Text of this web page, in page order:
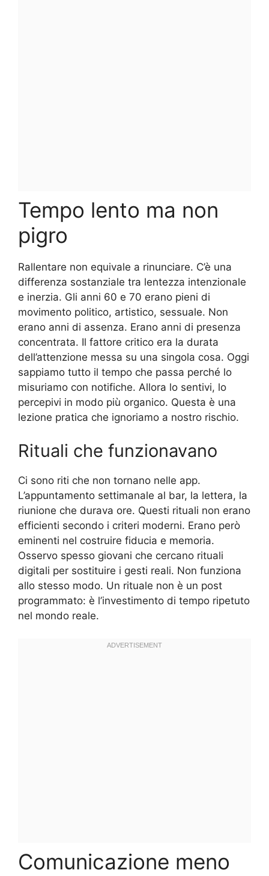
Tempo lento ma non
pigro
Rallentare non equivale a rinunciare. C’è una
differenza sostanziale tra lentezza intenzionale
e inerzia. Gli anni 60 e 70 erano pieni di
movimento politico, artistico, sessuale. Non
erano anni di assenza. Erano anni di presenza
concentrata. Il fattore critico era la durata
dell’attenzione messa su una singola cosa. Oggi
sappiamo tutto il tempo che passa perché lo
misuriamo con notifiche. Allora lo sentivi, lo
percepivi in modo più organico. Questa è una
lezione pratica che ignoriamo a nostro rischio.
Rituali che funzionavano
Ci sono riti che non tornano nelle app.
L’appuntamento settimanale al bar, la lettera, la
riunione che durava ore. Questi rituali non erano
efficienti secondo i criteri moderni. Erano però
eminenti nel costruire fiducia e memoria.
Osservo spesso giovani che cercano rituali
digitali per sostituire i gesti reali. Non funziona
allo stesso modo. Un rituale non è un post
programmato: è l’investimento di tempo ripetuto
nel mondo reale.
Comunicazione meno